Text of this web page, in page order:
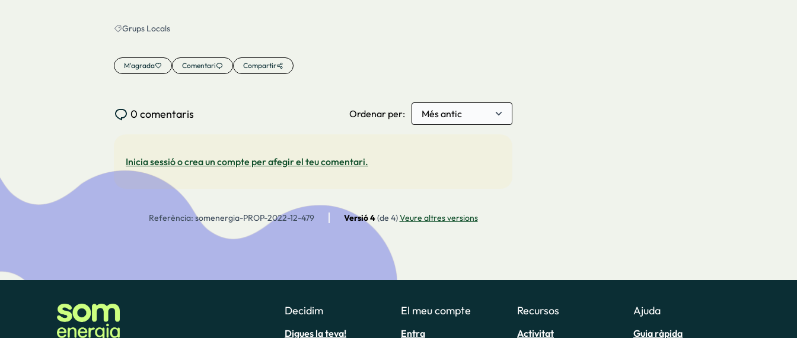
Resultats en filtrar per: Grups Locals
Grups Locals
M'agrada Comentari Compartir
0 comentaris Ordenar per:
Inicia sessió o crea un compte per afegir el teu comentari.
Referència: somenergia-PROP-2022-12-479 Versió 4(de 4) veure altres versions
Decidim
Digues la teva!
El meu compte
Entra
Recursos
Activitat
Ajuda
Guia ràpida